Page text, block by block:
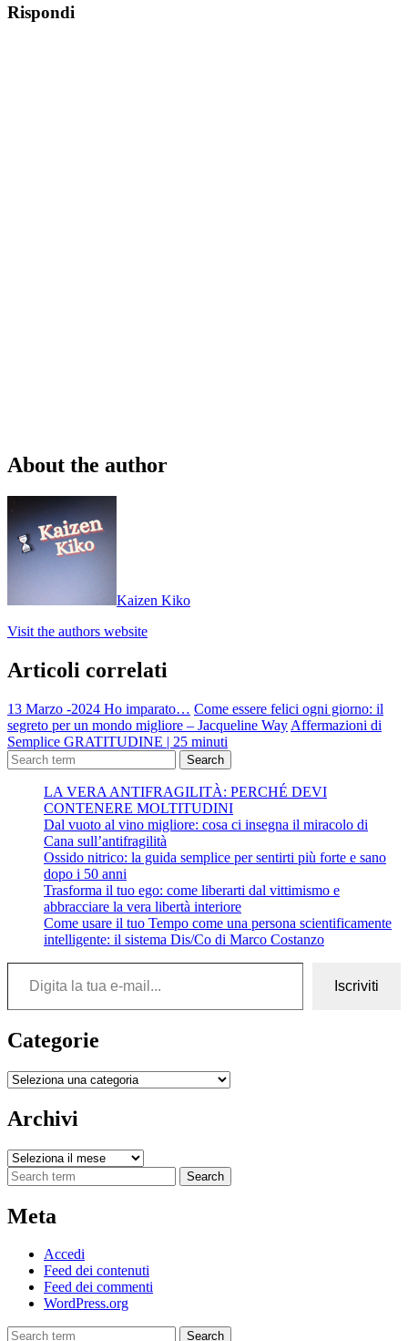
Rispondi
About the author
Kaizen Kiko
Visit the authors website
Articoli correlati
13 Marzo -2024 Ho imparato… Come essere felici ogni giorno: il
segreto per un mondo migliore – Jacqueline Way Affermazioni di
Semplice GRATITUDINE | 25 minuti
Search
LA VERA ANTIFRAGILITÀ: PERCHÉ DEVI
CONTENERE MOLTITUDINI
Dal vuoto al vino migliore: cosa ci insegna il miracolo di
Cana sull’antifragilità
Ossido nitrico: la guida semplice per sentirti più forte e sano
dopo i 50 anni
Trasforma il tuo ego: come liberarti dal vittimismo e
abbracciare la vera libertà interiore
Come usare il tuo Tempo come una persona scientificamente
intelligente: il sistema Dis/Co di Marco Costanzo
Digita la tua e-mail...
Iscriviti
Categorie
Categorie
Archivi
Archivi
Search
Meta
Accedi
Feed dei contenuti
Feed dei commenti
WordPress.org
Search